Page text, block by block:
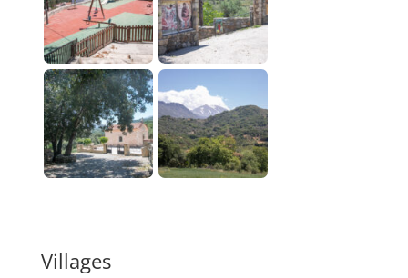
Villages